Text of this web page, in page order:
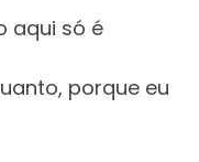
aqui só é
porque eu